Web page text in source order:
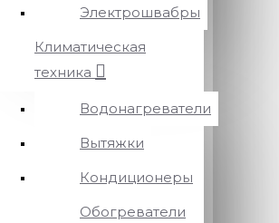
Электрошвабры
Климатическая
техника
Водонагреватели
Вытяжки
Кондиционеры
Обогреватели